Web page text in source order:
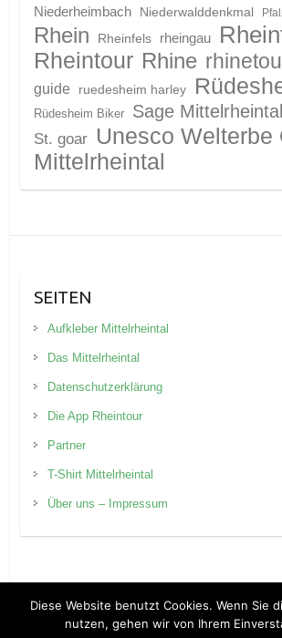
Niederheimbach Niederwalddenkmal
Rhein Rheinfels rheingau
Rheintour Rhine
guide
ruedesheim harley
Rüdesheim Biker Sage Mittelrheintal
St. goar Unesco Welterbe
Mittelrheintal
SEITEN
Aufkleber Mittelrheintal
Das Mittelrheintal
Datenschutzerklärung
Die App Rheintour
Partner
T-Shirt Mittelrheintal
Über uns – Impressum
Rheintour Blog Colorlib
Diese Website benutzt Cookies. Wenn Sie
nutzen, gehen wir von Ihrem